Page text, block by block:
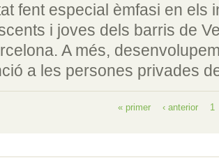
fent especial èmfasi en els
i joves dels barris de
A més,
a les persones privades
« primer ‹ anterior 1